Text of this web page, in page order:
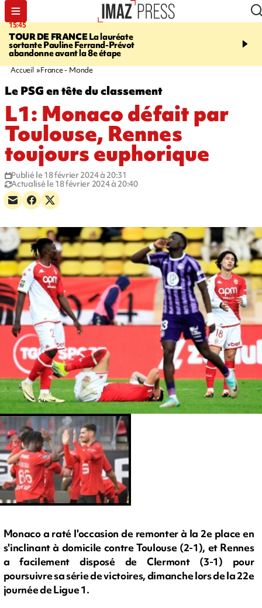
15:45
TOUR DE FRANCELa lauréate
sortante Pauline Ferrand-Prévot
abandonne avant la 8e étape
20:17
routière, concours de
Accueil France - Monde
Le PSG en tête du classement
L1: Monaco défait par
Toulouse, Rennes
toujours euphorique
Publié le 18 février 2024 à 20:31
Actualisé le 18 février 2024 à 20:40
Monaco a raté l'occasion de remonter à la 2e place en
s'inclinant à domicile contre Toulouse (2-1), et Rennes
a facilement disposé de Clermont (3-1) pour
poursuivre sa série de victoires, dimanche lors de la 22e
journée de Ligue 1.